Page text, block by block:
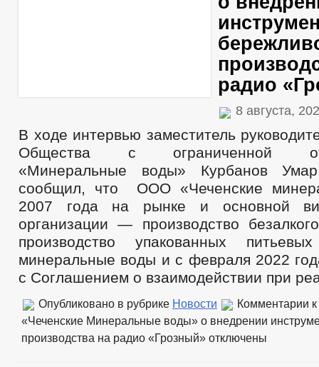
радио
8 августа,
В ходе интервью заместитель
Общества с ограниченной
«Минеральные воды» Курбанов Умар
сообщил, что ООО «Чеченские
2007 года на рынке и основной
организации — производство
производство упакованных
минеральные воды и с февраля 2022
с Соглашением о взаимодействии при
Опубликовано в рубрике Новости Комментарии
«Чеченские Минеральные воды» о внедрении
производства на радио «Грозный» отключены